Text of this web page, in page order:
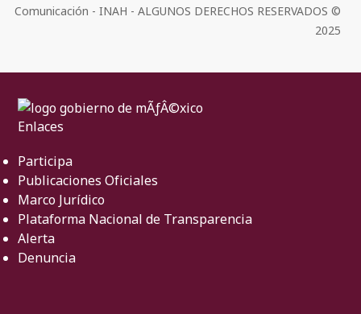
Comunicación - INAH - ALGUNOS DERECHOS RESERVADOS ©
2025
Enlaces
Participa
Publicaciones Oficiales
Marco Jurídico
Plataforma Nacional de Transparencia
Alerta
Denuncia